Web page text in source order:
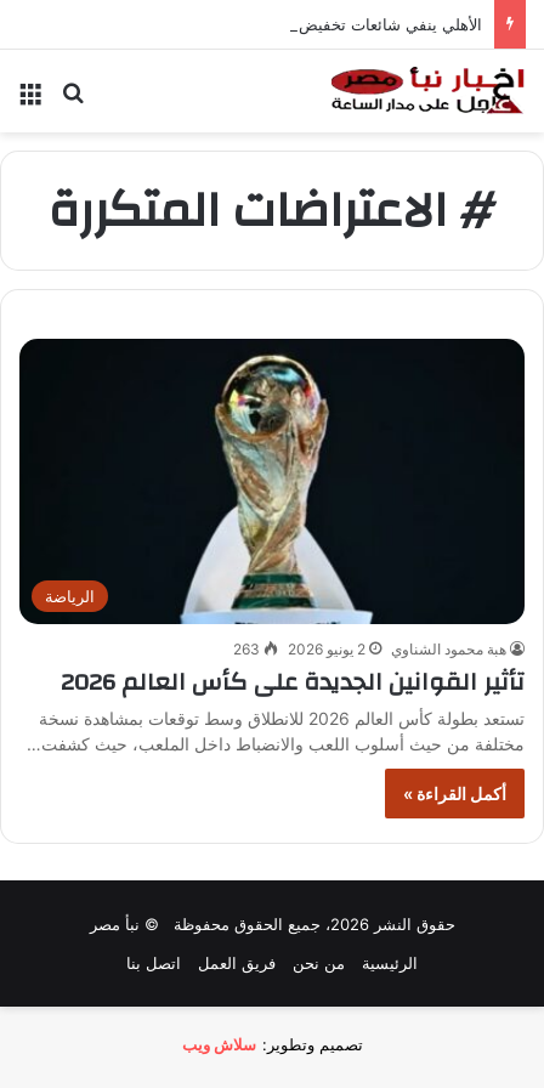
الأهلي ينفي شائعات تخفيض عقود زيزو والشناوي
بحث
# الاعتراضات المتكررة
الرياضة
هبة محمود الشناوي 2 يونيو 2026 263
تأثير القوانين الجديدة على كأس العالم 2026
تستعد بطولة كأس العالم 2026 للانطلاق وسط توقعات بمشاهدة نسخة
مختلفة من حيث أسلوب اللعب والانضباط داخل الملعب، حيث كشفت…
أكمل القراءة »
حقوق النشر 2026، جميع الحقوق محفوظة © نبأ مصر
الرئيسية
من نحن فريق العمل اتصل بنا
تصميم وتطوير: سلاش ويب